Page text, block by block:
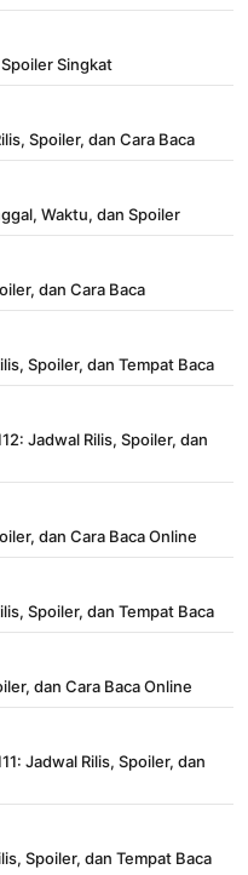
Singkat
Spoiler, dan Cara Baca
Waktu, dan Spoiler
dan Cara Baca
Spoiler, dan Tempat Baca
Jadwal Rilis, Spoiler, dan
dan Cara Baca Online
Spoiler, dan Tempat Baca
dan Cara Baca Online
Jadwal Rilis, Spoiler, dan
Spoiler, dan Tempat Baca